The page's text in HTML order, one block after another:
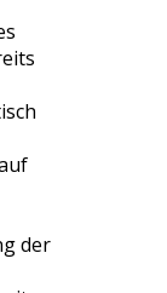
der